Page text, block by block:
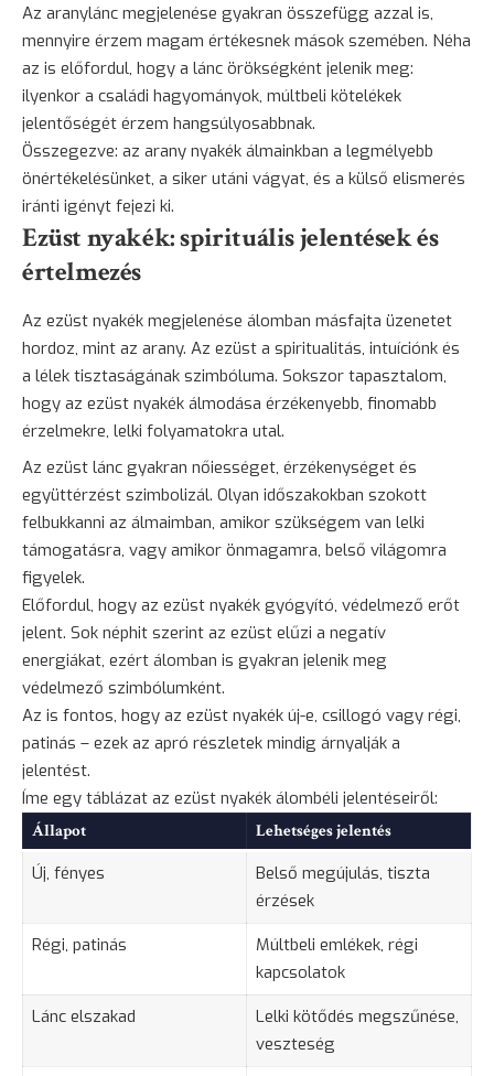
Az aranylánc megjelenése gyakran összefügg azzal is,
mennyire érzem magam értékesnek mások szemében. Néha
az is előfordul, hogy a lánc örökségként jelenik meg:
ilyenkor a családi hagyományok, múltbeli kötelékek
jelentőségét érzem hangsúlyosabbnak.
Összegezve: az arany nyakék álmainkban a legmélyebb
önértékelésünket, a siker utáni vágyat, és a külső elismerés
iránti igényt fejezi ki.
Ezüst nyakék: spirituális jelentések és
értelmezés
Az ezüst nyakék megjelenése álomban másfajta üzenetet
hordoz, mint az arany. Az ezüst a spiritualitás, intuíciónk és
a lélek tisztaságának szimbóluma. Sokszor tapasztalom,
hogy az ezüst nyakék álmodása érzékenyebb, finomabb
érzelmekre, lelki folyamatokra utal.
Az ezüst lánc gyakran nőiességet, érzékenységet és
együttérzést szimbolizál. Olyan időszakokban szokott
felbukkanni az álmaimban, amikor szükségem van lelki
támogatásra, vagy amikor önmagamra, belső világomra
figyelek.
Előfordul, hogy az ezüst nyakék gyógyító, védelmező erőt
jelent. Sok néphit szerint az ezüst elűzi a negatív
energiákat, ezért álomban is gyakran jelenik meg
védelmező szimbólumként.
Az is fontos, hogy az ezüst nyakék új-e, csillogó vagy régi,
patinás – ezek az apró részletek mindig árnyalják a
jelentést.
Íme egy táblázat az ezüst nyakék álombéli jelentéseiről:
Állapot Lehetséges jelentés
Új, fényes
Belső megújulás, tiszta
érzések
Régi, patinás
Múltbeli emlékek, régi
kapcsolatok
Lánc elszakad
Lelki kötődés megszűnése,
veszteség